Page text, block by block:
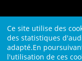
Ce site utilise des
des statistiques
adapté.En
l'utilisation de ces
Contact Plan
Charte